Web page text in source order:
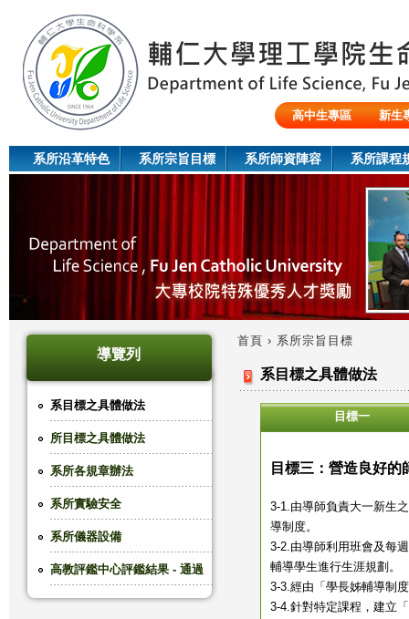
高中生專區
新生
系所沿革特色 系所宗旨目標 系所師資陣容 系所課程
導覽列
系目標之具體做法
所目標之具體做法
系所各規章辦法
系所實驗安全
系所儀器設備
高教評鑑中心評鑑結果 - 通過
您
首頁 › 系所宗旨目標
系目標之具體做法
目標一
目標三：營造良好
3-1.由導師負責大一新生
導制度。
3-2.由導師利用班會及每
輔導學生進行生涯規劃。
3-3.經由「學長姊輔導制
3-4.針對特定課程，建立